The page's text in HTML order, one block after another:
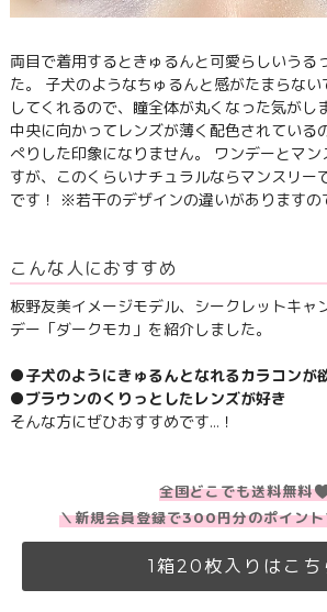
両目で着用するときゅるんと可愛らしいうる
た。 子犬のようなちゅるんと感がたまらない
してくれるので、瞳全体が丸くなった気がし
中央に向かってレンズが薄く配色されている
ぺりした印象になりません。 ワンデーとマ
すが、このくらいナチュラルならマンスリー
です！ ※若干のデザインの違いがありますの
こんな人におすすめ
板野友美イメージモデル、シークレットキャ
デー「ダークモカ」を紹介しました。
●子犬のようにきゅるんとなれるカラコンが
●ブラウンのくりっとしたレンズが好き
そんな方にぜひおすすめです…！
全国どこでも送料無料
＼新規会員登録で300円分のポイン
1箱20枚入りはこち